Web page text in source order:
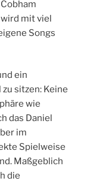
mit viel
Songs
ein
sitzen: Keine
wie
das Daniel
im
Spielweise
Maßgeblich
die